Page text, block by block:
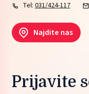
Tel: 031/424-117
Najdite nas
Prijavite